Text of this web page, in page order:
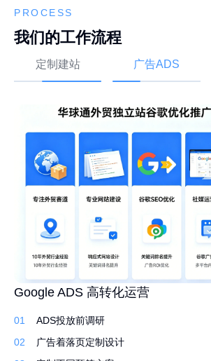
PROCESS
我们的工作流程
定制建站 广告ADS
高转化外贸建站 持续获取询盘
01
先策划，再建站
02
定制建站系统，灵活易用
Google ADS 高转化运营
01
ADS投放前调研
02
广告着落页定制设计
外贸网站 Google SEO 白帽排名优化
01
行业调研了解产品
02
筛选合适的关键词排名